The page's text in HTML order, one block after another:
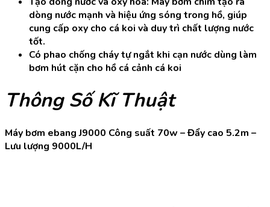
dòng nước mạnh và hiệu ứng sóng trong hồ, giúp
cung cấp oxy cho cá koi và duy trì chất lượng nước
tốt.
Có phao chống cháy tự ngắt khi cạn nước dùng làm
bơm hút cặn cho hồ cá cảnh cá koi
Thông Số Kĩ Thuật
Máy bơm ebang J9000 Công suất 70w – Đẩy cao 5.2m –
Lưu lượng 9000L/H